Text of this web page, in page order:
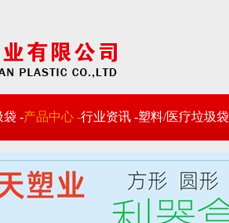
袋 -产品中心 -行业资讯 -塑料/医疗垃圾